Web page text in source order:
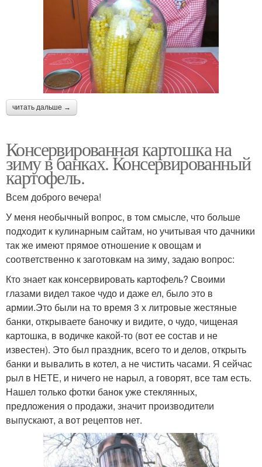
читать дальше →
Консервированная картошка на
зиму в банках. Консервированный
картофель.
Всем доброго вечера!
У меня необычный вопрос, в том смысле, что больше
подходит к кулинарным сайтам, но учитывая что дачники
так же имеют прямое отношение к овощам и
соответственно к заготовкам на зиму, задаю вопрос:
Кто знает как консервировать картофель? Своими
глазами видел такое чудо и даже ел, было это в
армии.Это были на то время 3 х литровые жестяные
банки, открываете баночку и видите, о чудо, чищеная
картошка, в водичке какой-то (вот ее состав и не
известен). Это был праздник, всего то и делов, открыть
банки и вывалить в котел, а не чистить часами. Я сейчас
рыл в НЕТЕ, и ничего не нарыл, а говорят, все там есть.
Нашел только фотки банок уже стеклянных,
предложения о продажи, значит производители
выпускают, а вот рецептов нет.